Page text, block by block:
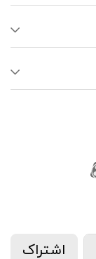
آپارات
اشتراک